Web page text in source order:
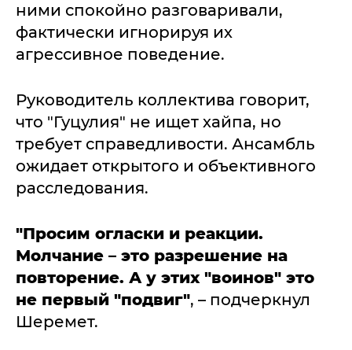
ними спокойно разговаривали,
фактически игнорируя их
агрессивное поведение.
Руководитель коллектива говорит,
что "Гуцулия" не ищет хайпа, но
требует справедливости. Ансамбль
ожидает открытого и объективного
расследования.
"Просим огласки и реакции.
Молчание – это разрешение на
повторение. А у этих "воинов" это
не первый "подвиг", – подчеркнул
Шеремет.